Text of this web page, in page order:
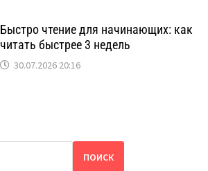
Быстро чтение для начинающих: как
читать быстрее 3 недель
30.07.2026 20:16
ПОИСК